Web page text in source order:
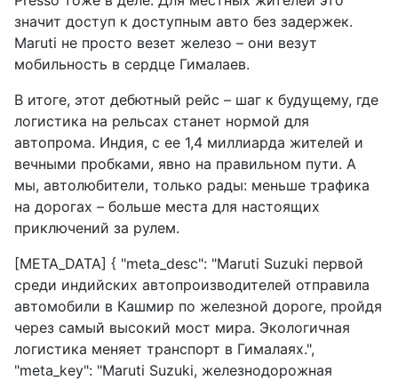
значит доступ к доступным авто без задержек.
Maruti не просто везет железо – они везут
мобильность в сердце Гималаев.
В итоге, этот дебютный рейс – шаг к будущему, где
логистика на рельсах станет нормой для
автопрома. Индия, с ее 1,4 миллиарда жителей и
вечными пробками, явно на правильном пути. А
мы, автолюбители, только рады: меньше трафика
на дорогах – больше места для настоящих
приключений за рулем.
[META_DATA] { "meta_desc": "Maruti Suzuki первой
среди индийских автопроизводителей отправила
автомобили в Кашмир по железной дороге, пройдя
через самый высокий мост мира. Экологичная
логистика меняет транспорт в Гималаях.",
"meta_key": "Maruti Suzuki, железнодорожная